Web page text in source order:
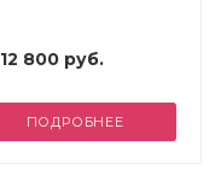
12 800 руб.
ПОДРОБНЕЕ